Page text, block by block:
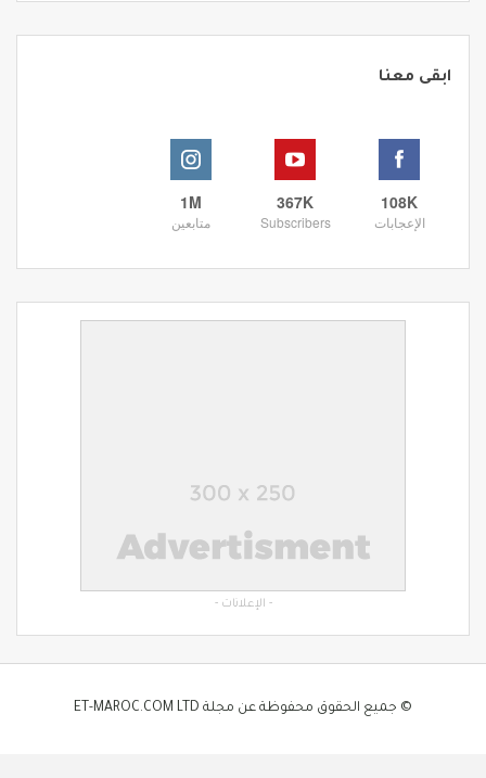
ابقى معنا
108K
الإعجابات
367K
Subscribers
1M
متابعين
- الإعلانات -
© جميع الحقوق محفوظة عن مجلة ET-MAROC.COM LTD